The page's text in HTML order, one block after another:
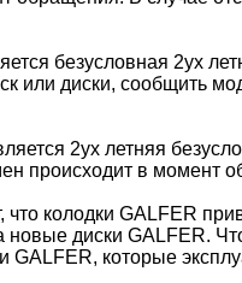
безусловная 2ух
или диски, сообщить
2ух летняя
происходит в момент
что колодки GALFER
новые диски GALFER.
которые